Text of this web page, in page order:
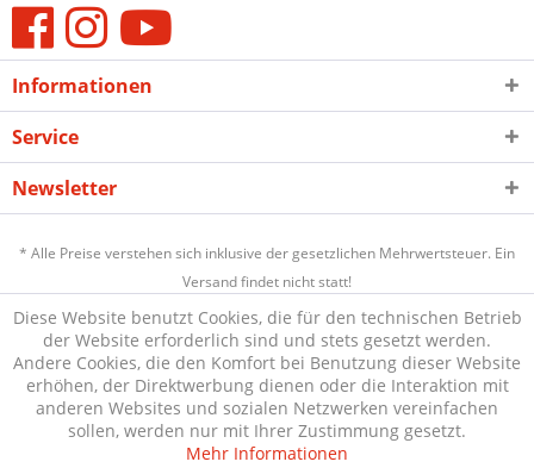
Informationen
Service
Newsletter
* Alle Preise verstehen sich inklusive der gesetzlichen Mehrwertsteuer. Ein
Versand findet nicht statt!
Diese Website benutzt Cookies, die für den technischen Betrieb
der Website erforderlich sind und stets gesetzt werden.
Andere Cookies, die den Komfort bei Benutzung dieser Website
erhöhen, der Direktwerbung dienen oder die Interaktion mit
anderen Websites und sozialen Netzwerken vereinfachen
sollen, werden nur mit Ihrer Zustimmung gesetzt.
Mehr Informationen